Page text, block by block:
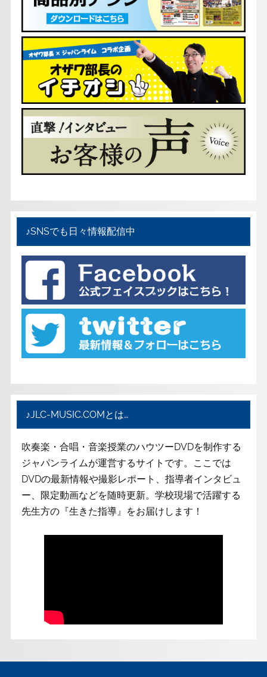
♪SNSでも日々情報配信中
♪JLC-MUSIC.COMとは…
吹奏楽・合唱・音楽授業のハウツーDVDを制作する
ジャパンライムが運営するサイトです。ここでは
DVDの最新情報や撮影レポート、指導者インタビュ
ー、限定動画などを随時更新。学校現場で活躍する
先生方の『生きた指導』をお届けします！